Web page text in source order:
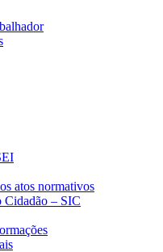
atos normativos
Cidadão – SIC